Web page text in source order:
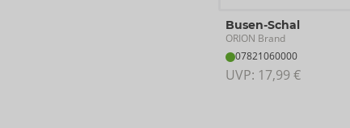
Busen-Schal
ORION Brand
07821060000
UVP: 17,99 €